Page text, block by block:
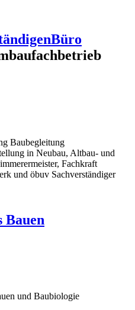
Baubegleitung
in Neubau, Altbau- und
Fachkraft
und öbuv Sachverständiger
Bauen
und Baubiologie